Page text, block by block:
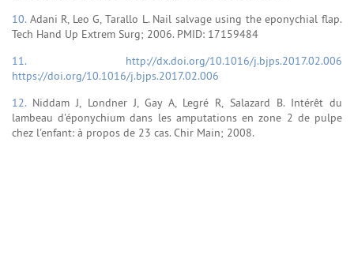
10. Adani R, Leo G, Tarallo L. Nail salvage using the eponychial flap.
Tech Hand Up Extrem Surg; 2006. PMID: 17159484
11. http://dx.doi.org/10.1016/j.bjps.2017.02.006
https://doi.org/10.1016/j.bjps.2017.02.006
12. Niddam J, Londner J, Gay A, Legré R, Salazard B. Intérêt du
lambeau d'éponychium dans les amputations en zone 2 de pulpe
chez l'enfant: à propos de 23 cas. Chir Main; 2008.